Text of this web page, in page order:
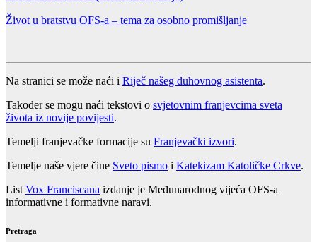
Život u bratstvu OFS-a – tema za osobno promišljanje
Na stranici se može naći i Riječ našeg duhovnog asistenta.
Također se mogu naći tekstovi o svjetovnim franjevcima sveta
života iz novije povijesti.
Temelji franjevačke formacije su Franjevački izvori.
Temelje naše vjere čine Sveto pismo i Katekizam Katoličke Crkve.
List Vox Franciscana izdanje je Međunarodnog vijeća OFS-a
informativne i formativne naravi.
Pretraga